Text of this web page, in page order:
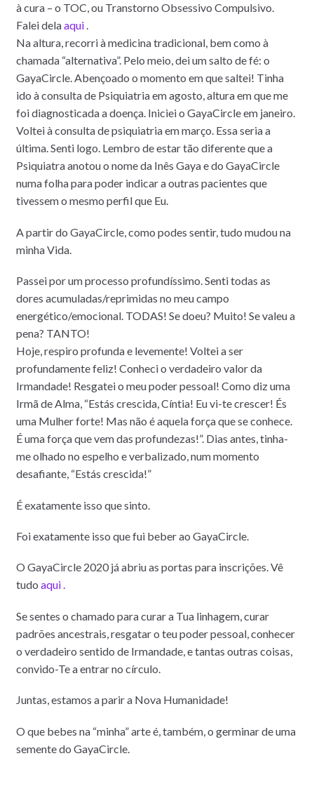
à cura – o TOC, ou Transtorno Obsessivo Compulsivo.
Falei delaaqui .
Na altura, recorri à medicina tradicional, bem como à
chamada “alternativa”. Pelo meio, dei um salto de fé: o
GayaCircle. Abençoado o momento em que saltei! Tinha
ido à consulta de Psiquiatria em agosto, altura em que me
foi diagnosticada a doença. Iniciei o GayaCircle em janeiro.
Voltei à consulta de psiquiatria em março. Essa seria a
última. Senti logo. Lembro de estar tão diferente que a
Psiquiatra anotou o nome da Inês Gaya e do GayaCircle
numa folha para poder indicar a outras pacientes que
tivessem o mesmo perfil que Eu.
A partir do GayaCircle, como podes sentir, tudo mudou na
minha Vida.
Passei por um processo profundíssimo. Senti todas as
dores acumuladas/reprimidas no meu campo
energético/emocional. TODAS! Se doeu? Muito! Se valeu a
pena? TANTO!
Hoje, respiro profunda e levemente! Voltei a ser
profundamente feliz! Conheci o verdadeiro valor da
Irmandade! Resgatei o meu poder pessoal! Como diz uma
Irmã de Alma, “Estás crescida, Cíntia! Eu vi-te crescer! És
uma Mulher forte! Mas não é aquela força que se conhece.
É uma força que vem das profundezas!”. Dias antes, tinha-
me olhado no espelho e verbalizado, num momento
desafiante, “Estás crescida!”
É exatamente isso que sinto.
Foi exatamente isso que fui beber ao GayaCircle.
O GayaCircle 2020 já abriu as portas para inscrições. Vê
tudo aqui .
Se sentes o chamado para curar a Tua linhagem, curar
padrões ancestrais, resgatar o teu poder pessoal, conhecer
o verdadeiro sentido de Irmandade, e tantas outras coisas,
convido-Te a entrar no círculo.
Juntas, estamos a parir a Nova Humanidade!
O que bebes na “minha” arte é, também, o germinar de uma
semente do GayaCircle.